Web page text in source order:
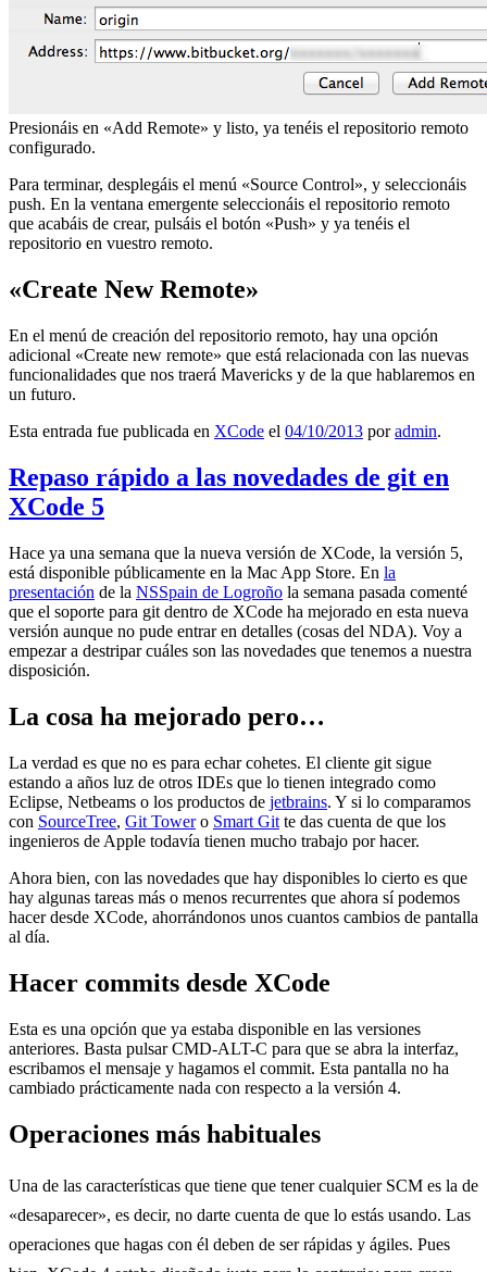
Presionáis en «Add Remote» y listo, ya tenéis el repositorio remoto
configurado.
Para terminar, desplegáis el menú «Source Control», y seleccionáis
push. En la ventana emergente seleccionáis el repositorio remoto
que acabáis de crear, pulsáis el botón «Push» y ya tenéis el
repositorio en vuestro remoto.
«Create New Remote»
En el menú de creación del repositorio remoto, hay una opción
adicional «Create new remote» que está relacionada con las nuevas
funcionalidades que nos traerá Mavericks y de la que hablaremos en
un futuro.
Esta entrada fue publicada en XCode el 04/10/2013 poradmin.
Repaso rápido a las novedades de git en
XCode 5
Hace ya una semana que la nueva versión de XCode, la versión 5,
está disponible públicamente en la Mac App Store. En la
presentación de la NSSpain de Logroño la semana pasada comenté
que el soporte para git dentro de XCode ha mejorado en esta nueva
versión aunque no pude entrar en detalles (cosas del NDA). Voy a
empezar a destripar cuáles son las novedades que tenemos a nuestra
disposición.
La cosa ha mejorado pero…
La verdad es que no es para echar cohetes. El cliente git sigue
estando a años luz de otros IDEs que lo tienen integrado como
Eclipse, Netbeams o los productos de jetbrains. Y si lo comparamos
con SourceTree, Git Towero Smart Git te das cuenta de que los
ingenieros de Apple todavía tienen mucho trabajo por hacer.
Ahora bien, con las novedades que hay disponibles lo cierto es que
hay algunas tareas más o menos recurrentes que ahora sí podemos
hacer desde XCode, ahorrándonos unos cuantos cambios de pantalla
al día.
Hacer commits desde XCode
Esta es una opción que ya estaba disponible en las versiones
anteriores. Basta pulsar CMD-ALT-C para que se abra la interfaz,
escribamos el mensaje y hagamos el commit. Esta pantalla no ha
cambiado prácticamente nada con respecto a la versión 4.
Operaciones más habituales
Una de las características que tiene que tener cualquier SCM es la de
«desaparecer», es decir, no darte cuenta de que lo estás usando. Las
operaciones que hagas con él deben de ser rápidas y ágiles. Pues